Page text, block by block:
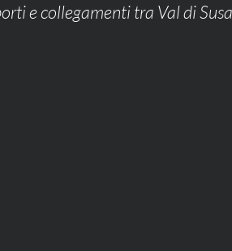
e collegamenti tra Val di